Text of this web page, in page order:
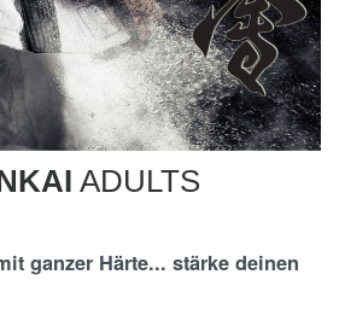
ADULTS
ganzer Härte... stärke deinen